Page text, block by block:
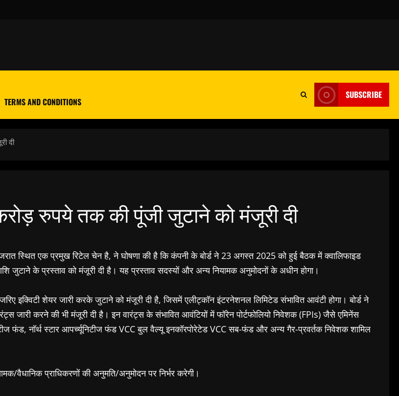
TERMS AND CONDITIONS
SUBSCRIBE
दी
रुपये तक की पूंजी जुटाने को मंजूरी दी
स्थित एक प्रमुख रिटेल चेन है, ने घोषणा की है कि कंपनी के बोर्ड ने 23 अगस्त 2025 को हुई बैठक में क्वालिफाइड
के प्रस्ताव को मंजूरी दी है। यह प्रस्ताव सदस्यों और अन्य नियामक अनुमोदनों के अधीन होगा।
इक्विटी शेयर जारी करके जुटाने को मंजूरी दी है, जिसमें एलीट्कॉन इंटरनेशनल लिमिटेड संभावित आवंटी होगा। बोर्ड ने
जारी करने की भी मंजूरी दी है। इन वारंट्स के संभावित आवंटियों में फॉरेन पोर्टफोलियो निवेशक (FPIs) जैसे एमिनेंस
फंड, नॉर्थ स्टार आपर्च्यूनिटीज फंड VCC बुल वैल्यू इनकॉरपोरेटेड VCC सब-फंड और अन्य गैर-प्रवर्तक निवेशक शामिल
वैधानिक प्राधिकरणों की अनुमति/अनुमोदन पर निर्भर करेगी।